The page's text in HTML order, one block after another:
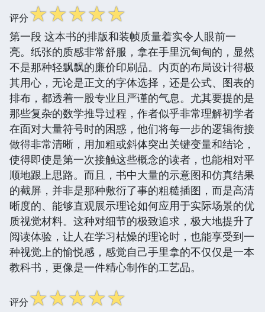
评分☆☆☆☆☆
第一段 这本书的排版和装帧质量着实令人眼前一
亮。纸张的质感非常舒服，拿在手里沉甸甸的，显然
不是那种轻飘飘的廉价印刷品。内页的布局设计得极
其用心，无论是正文的字体选择，还是公式、图表的
排布，都透着一股专业且严谨的气息。尤其要提的是
那些复杂的数学推导过程，作者似乎非常理解初学者
在面对大量符号时的困惑，他们将每一步的逻辑衔接
做得非常清晰，用加粗或斜体突出关键变量和结论，
使得即使是第一次接触这些概念的读者，也能相对平
顺地跟上思路。而且，书中大量的示意图和仿真结果
的截屏，并非是那种敷衍了事的粗糙插图，而是高清
晰度的、能够直观展示理论如何应用于实际场景的优
质视觉材料。这种对细节的极致追求，极大地提升了
阅读体验，让人在学习枯燥的理论时，也能享受到一
种视觉上的愉悦感，感觉自己手里拿的不仅仅是一本
教科书，更像是一件精心制作的工艺品。
评分☆☆☆☆☆